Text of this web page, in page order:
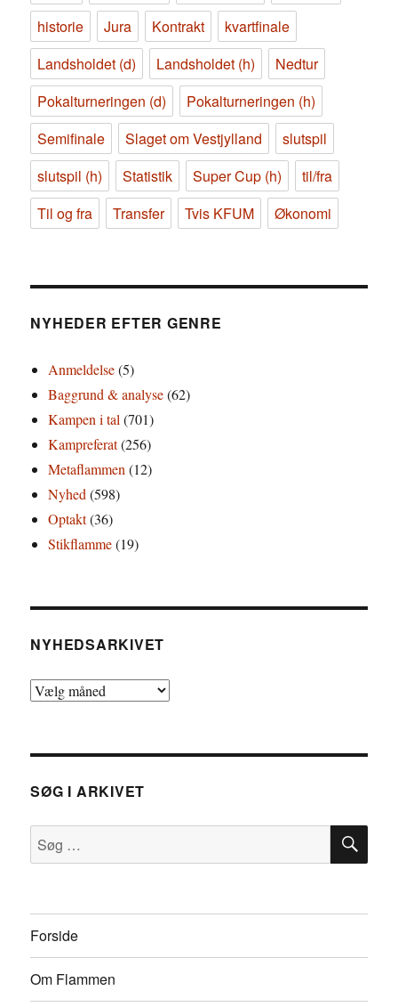
historie
Jura Kontrakt
kvartfinale
Landsholdet (d)
Landsholdet (h)
Nedtur
Pokalturneringen (d)
Pokalturneringen (h)
Semifinale
Slaget om Vestjylland
slutspil
slutspil (h)
Statistik Super Cup (h)
til/fra
Til og fra
Transfer Tvis KFUM Økonomi
NYHEDER EFTER GENRE
Anmeldelse(5)
Baggrund & analyse(62)
Kampen i tal (701)
Kampreferat(256)
Metaflammen (12)
Nyhed (598)
Optakt(36)
Stikflamme(19)
NYHEDSARKIVET
Nyhedsarkivet
SØG I ARKIVET
Søg
efter:
SØG
Forside
Om Flammen